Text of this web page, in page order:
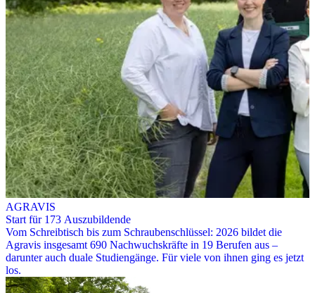
AGRAVIS
Start für 173 Auszubildende
Vom Schreibtisch bis zum Schraubenschlüssel: 2026 bildet die
Agravis insgesamt 690 Nachwuchskräfte in 19 Berufen aus –
darunter auch duale Studiengänge. Für viele von ihnen ging es jetzt
los.